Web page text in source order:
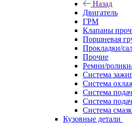
Назад
Двигатель
ГРМ
Клапаны
Поршневая
Прокладки/
Прочие
Ремни/
Система
Система
Система
Система
Система
Кузовные детали